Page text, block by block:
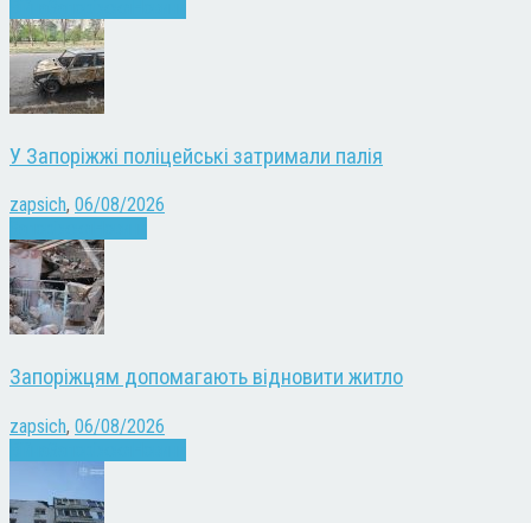
У Запоріжжі поліцейські затримали палія
zapsich, 06/08/2026
Запоріжцям допомагають відновити житло
zapsich, 06/08/2026